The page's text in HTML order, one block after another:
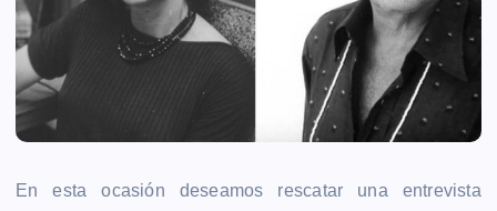
En esta ocasión deseamos rescatar una entrevista